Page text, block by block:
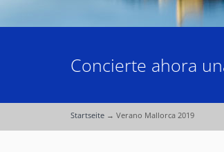
Concierte ahora
Startseite → Verano Mallorca 2019